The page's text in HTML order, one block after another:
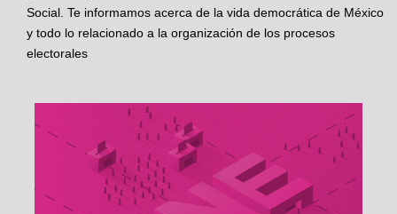
Social. Te informamos acerca de la vida democrática de México
y todo lo relacionado a la organización de los procesos
electorales